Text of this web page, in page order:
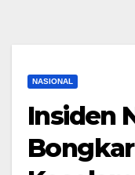
NASIONAL
Insiden